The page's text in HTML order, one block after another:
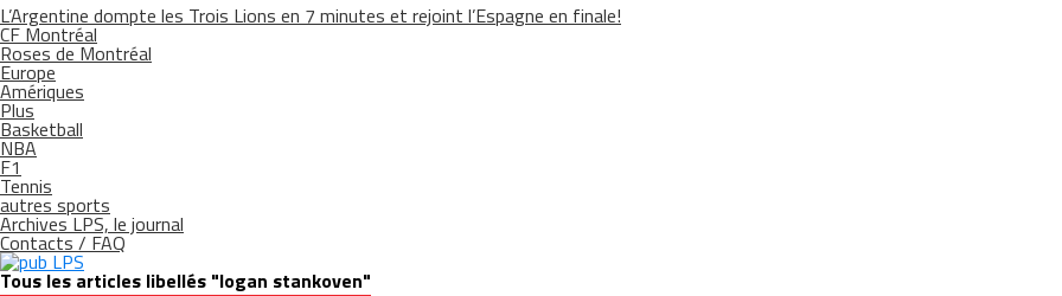
L’Argentine dompte les Trois Lions en 7 minutes et rejoint l’Espagne en finale!
CF Montréal
Roses de Montréal
Europe
Amériques
Plus
Basketball
NBA
F1
Tennis
autres sports
Archives LPS, le journal
Contacts / FAQ
Tous les articles libellés "logan stankoven"